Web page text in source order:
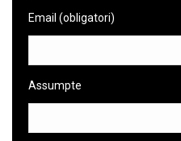
Email (obligatori)
Assumpte